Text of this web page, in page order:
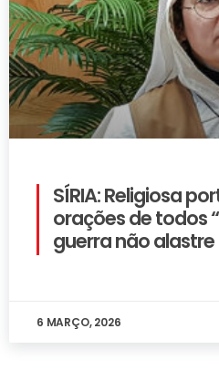
SÍRIA: Religiosa
orações de todos
guerra não alastre
6 MARÇO, 2026